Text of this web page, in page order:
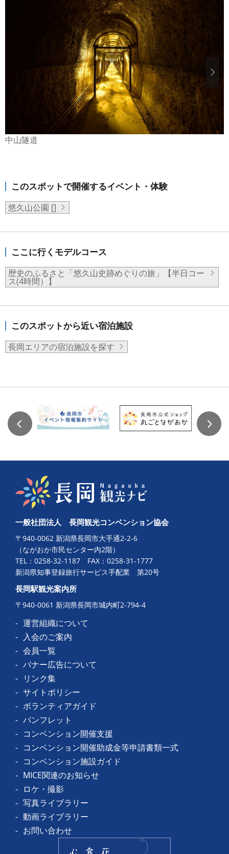
中山隧道
このスポットで開催するイベント・体験
悠久山公園 []
ここに行くモデルコース
歴史のふるさと「悠久山史跡めぐりの旅」【半日コー
ス(4時間）】
このスポットから近い宿泊施設
長岡エリアの宿泊施設を探す
一般社団法人 長岡観光コンベンション協会
〒940-0062 新潟県長岡市大手通2-2-6
（ながおか市民センター内2階）
TEL： 0258-32-1187 FAX：0258-31-1777
新潟県知事登録旅行サービス手配業 第20号
長岡駅観光案内所
〒940-0061 新潟県長岡市城内町2-794-4
運営組織について
入会のご案内
会員一覧
バナー広告について
リンク集
サイトポリシー
ボランティアガイド
パンフレット
コンベンション開催支援
コンベンション開催助成金等申請書類一式
コンベンション施設ガイド
MICE関連のお知らせ
ロケ・撮影
写真ライブラリー
動画ライブラリー
お問い合わせ